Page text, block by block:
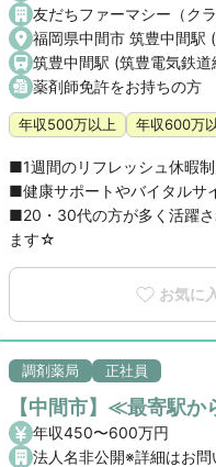
友だちファーマシー（ク
福岡県中間市 筑豊中間駅
筑豊中間駅 (筑豊電気鉄道
薬剤師免許をお持ちの方
年収500万以上 年収600万
■1週間のリフレッシュ休暇
■健康サポートやバイタルサ
■20・30代の方が多く活躍さ
ます☆
お気に
調剤薬局 正社員
【中間市】≪最寄駅
年収450〜600万円
法人名非公開※詳細はお問